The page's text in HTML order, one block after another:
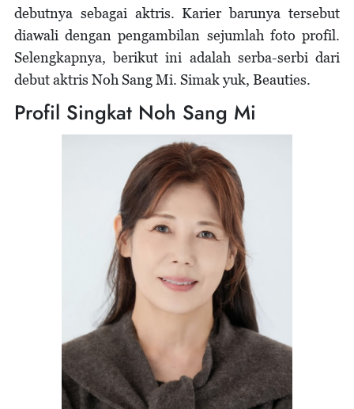
debutnya sebagai aktris. Karier barunya tersebut
diawali dengan pengambilan sejumlah foto profil.
Selengkapnya, berikut ini adalah serba-serbi dari
debut aktris Noh Sang Mi. Simak yuk, Beauties.
Profil Singkat Noh Sang Mi